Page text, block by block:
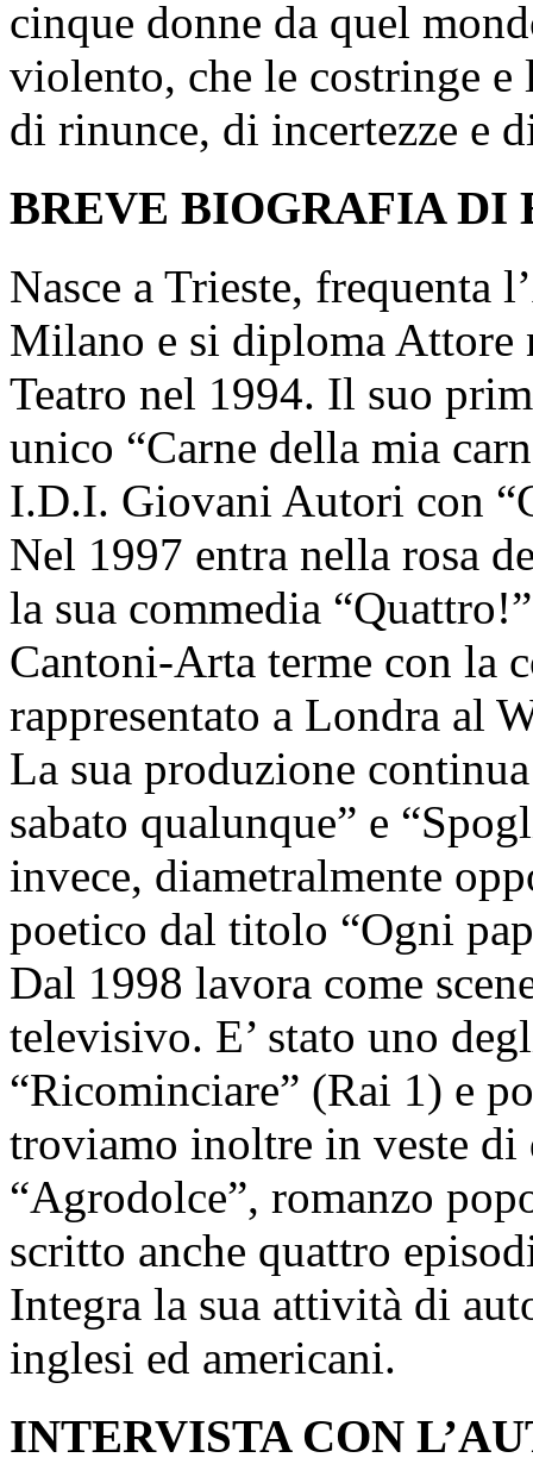
cinque donne da quel
violento, che le costringe e
di rinunce, di incertezze e
BREVE BIOGRAFIA DI
Nasce a Trieste, frequenta
Milano e si diploma Attore
Teatro nel 1994. Il suo
unico “Carne della mia
I.D.I. Giovani Autori con
Nel 1997 entra nella rosa
la sua commedia
Cantoni-Arta terme con la
rappresentato a Londra al
La sua produzione
sabato qualunque” e
invece, diametralmente
poetico dal titolo “Ogni
Dal 1998 lavora come
televisivo. E’ stato uno
“Ricominciare” (Rai 1) e
troviamo inoltre in veste
“Agrodolce”, romanzo
scritto anche quattro
Integra la sua attività di
inglesi ed americani.
INTERVISTA CON